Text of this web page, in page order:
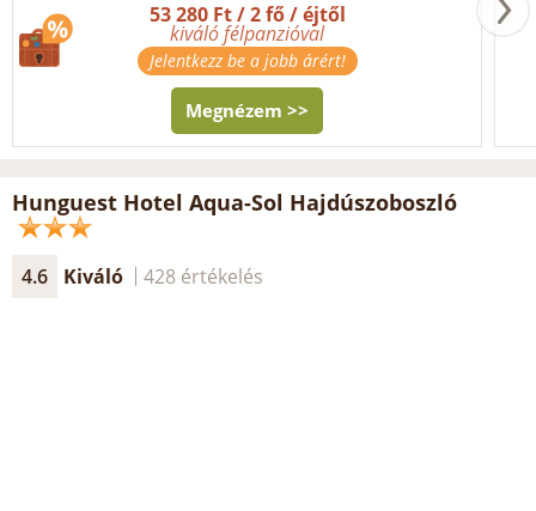
53 280 Ft / 2 fő / éjtől
kiváló félpanzióval
Jelentkezz be a jobb árért!
Megnézem >>
Hunguest Hotel Aqua-Sol Hajdúszoboszló
4.6 Kiváló 428 értékelés